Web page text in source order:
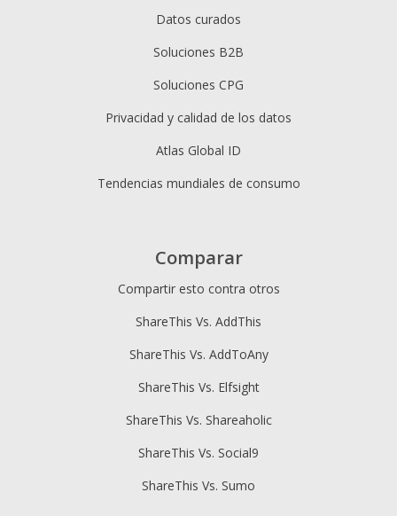
Datos curados
Soluciones B2B
Soluciones CPG
Privacidad y calidad de los datos
Atlas Global ID
Tendencias mundiales de consumo
Comparar
Compartir esto contra otros
ShareThis Vs. AddThis
ShareThis Vs. AddToAny
ShareThis Vs. Elfsight
ShareThis Vs. Shareaholic
ShareThis Vs. Social9
ShareThis Vs. Sumo